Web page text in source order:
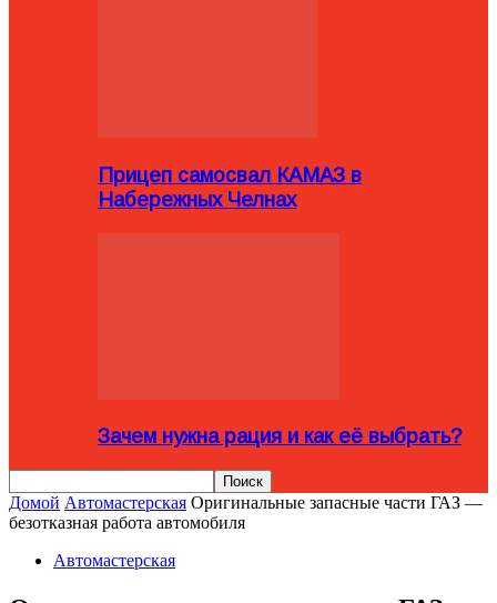
Прицеп самосвал КАМАЗ в
Набережных Челнах
Зачем нужна рация и как её выбрать?
Домой Автомастерская Оригинальные запасные части ГАЗ —
безотказная работа автомобиля
Автомастерская